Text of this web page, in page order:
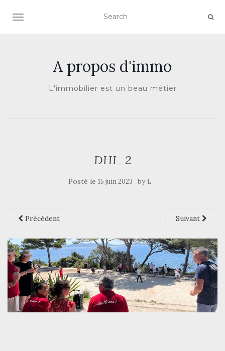
AFFICHER/MASQUER LA NAVIGATION
A propos d'immo
L'immobilier est un beau métier
DHI_2
Posté le 15 juin 2023 by L
Précédent Suivant